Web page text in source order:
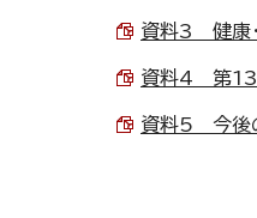
資料3 健康
資料4 第13
資料5 今後